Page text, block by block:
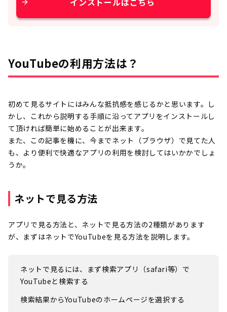
YouTubeの利用方法は？
初めて見るサイトにはみんな抵抗感を感じるかと思います。し
かし、これから説明する手順に沿ってアプリをインストールし
て頂ければ簡単に始めることが出来ます。
また、この記事を機に、今までネット（ブラウザ）で見てた人
も、より便利で快適なアプリの利用を検討してはいかかでしょ
うか。
ネットで見る方法
アプリで見る方法と、ネットで見る方法の2種類があります
が、まずはネットでYouTubeを見る方法を説明します。
ネットで見るには、まず検索アプリ（safari等）で
YouTubeと検索する
検索結果からYouTubeのホームページを選択する